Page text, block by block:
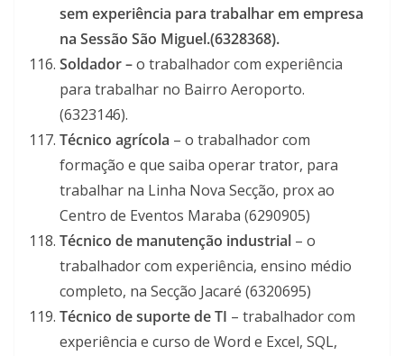
sem experiência para trabalhar em empresa
na Sessão São Miguel.(6328368).
Soldador –o trabalhador com experiência
para trabalhar no Bairro Aeroporto.
(6323146).
Técnico agrícola – o trabalhador com
formação e que saiba operar trator, para
trabalhar na Linha Nova Secção, prox ao
Centro de Eventos Maraba (6290905)
Técnico de manutenção industrial – o
trabalhador com experiência, ensino médio
completo, na Secção Jacaré (6320695)
Técnico de suporte de TI – trabalhador com
experiência e curso de Word e Excel, SQL,